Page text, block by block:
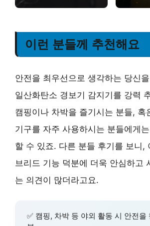
이런 분들께 추천해요
안전을 최우선으로 생각하는 당신
일산화탄소 경보기 감지기를 강력
캠핑이나 차박을 즐기시는 분들, 혹
기구를 자주 사용하시는 분들에게
할 수 있죠. 다른 분들 후기를 보니,
브리드 기능 덕분에 더욱 안심하고
는 의견이 많더라고요.
✅ 캠핑, 차박 등 야외 활동 시 안전을